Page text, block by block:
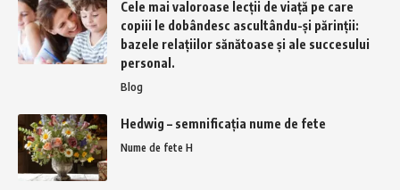
​Cele mai valoroase lecții de viață pe care
copiii le dobândesc ascultându-și părinții:
bazele relațiilor sănătoase și ale succesului
personal.​
Blog
Hedwig – semnificația nume de fete
Nume de fete H